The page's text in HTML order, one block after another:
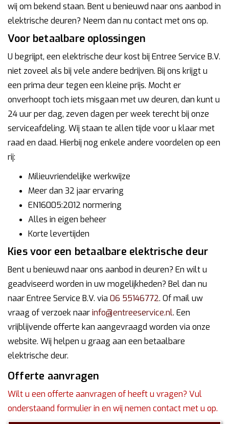
wij om bekend staan. Bent u benieuwd naar ons aanbod in
elektrische deuren? Neem dan nu contact met ons op.
Voor betaalbare oplossingen
U begrijpt, een elektrische deur kost bij Entree Service B.V.
niet zoveel als bij vele andere bedrijven. Bij ons krijgt u
een prima deur tegen een kleine prijs. Mocht er
onverhoopt toch iets misgaan met uw deuren, dan kunt u
24 uur per dag, zeven dagen per week terecht bij onze
serviceafdeling. Wij staan te allen tijde voor u klaar met
raad en daad. Hierbij nog enkele andere voordelen op een
rij:
Milieuvriendelijke werkwijze
Meer dan 32 jaar ervaring
EN16005:2012 normering
Alles in eigen beheer
Korte levertijden
Kies voor een betaalbare elektrische deur
Bent u benieuwd naar ons aanbod in deuren? En wilt u
geadviseerd worden in uw mogelijkheden? Bel dan nu
naar Entree Service B.V. via 06 55146772. Of mail uw
vraag of verzoek naarinfo@entreeservice.nl. Een
vrijblijvende offerte kan aangevraagd worden via onze
website. Wij helpen u graag aan een betaalbare
elektrische deur.
Offerte aanvragen
Wilt u een offerte aanvragen of heeft u vragen? Vul
onderstaand formulier in en wij nemen contact met u op.